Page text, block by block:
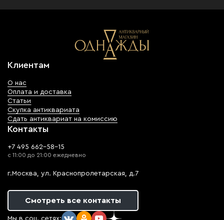
Клиентам
О нас
Оплата и доставка
Статьи
Скупка антиквариата
Сдать антиквариат на комиссию
Контакты
+7 495 662-58-15
с 11:00 до 21:00 ежедневно
г.Москва, ул. Краснопролетарская, д.7
Смотреть все контакты
Мы в соц. сетях: